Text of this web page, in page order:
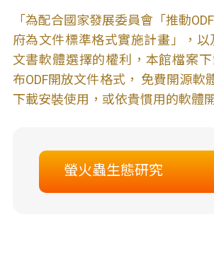
「為配合國家發展委員會「推動
府為文件標準格式實施計畫」，以
文書軟體選擇的權利，本館檔案
布ODF開放文件格式， 免費開源軟
下載安裝使用，或依貴慣用的軟體
螢火蟲生態研究